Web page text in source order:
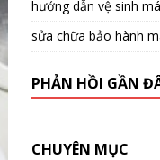
hướng dẫn vệ sinh
sửa chữa bảo hành
PHẢN HỒI GẦN
CHUYÊN MỤC